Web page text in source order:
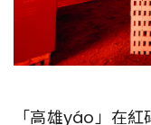
「高雄yáo」在